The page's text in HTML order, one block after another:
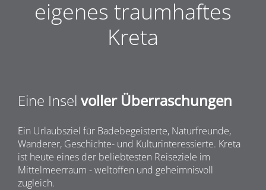
eigenes traumhaftes
Kreta
Eine Insel voller Überraschungen
Ein Urlaubsziel für Badebegeisterte, Naturfreunde,
Wanderer, Geschichte- und Kulturinteressierte. Kreta
ist heute eines der beliebtesten Reiseziele im
Mittelmeerraum - weltoffen und geheimnisvoll
zugleich.